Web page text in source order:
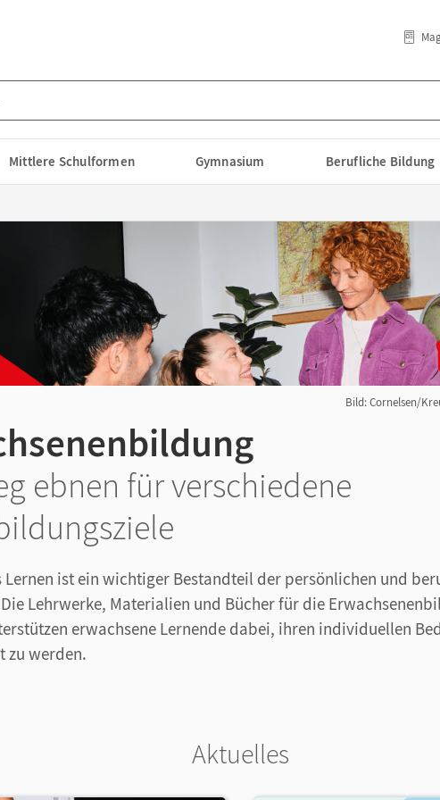
Mittlere Schulformen Gymnasium Berufliche Bildung
Bild: Cornelsen/
ebnen für verschiedene
Lernen ist ein wichtiger Bestandteil der persönlichen und
Lehrwerke, Materialien und Bücher für die
erwachsene Lernende dabei, ihren individuellen
zu werden.
Aktuelles